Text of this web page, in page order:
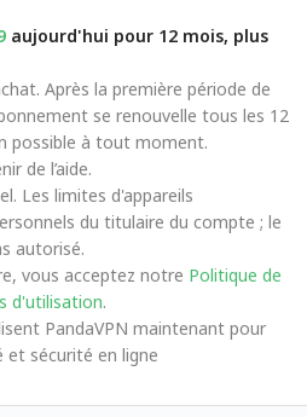
aujourd'hui pour 12 mois, plus
Après la première période de
se renouvelle tous les 12
possible à tout moment.
de l’aide.
Les limites d'appareils
du titulaire du compte ; le
autorisé.
vous acceptez notre Politique de
d'utilisation.
PandaVPN maintenant pour
sécurité en ligne